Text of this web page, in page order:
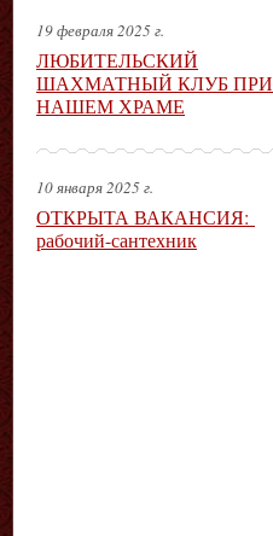
19 февраля 2025 г.
ЛЮБИТЕЛЬСКИЙ
ШАХМАТНЫЙ КЛУБ ПРИ
НАШЕМ ХРАМЕ
10 января 2025 г.
ОТКРЫТА ВАКАНСИЯ:
рабочий-сантехник